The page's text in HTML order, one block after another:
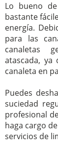
Lo bueno
bastante
energía.
para las
canaletas
atascada, ya
canaleta en
Puedes
suciedad
profesional
haga cargo
servicios de